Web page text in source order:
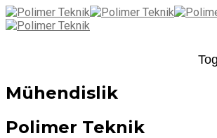
Mühendislik
Polimer Teknik